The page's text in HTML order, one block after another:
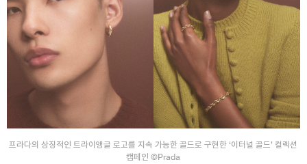
프라다의 상징적인 트라이앵글 로고를 지속 가능한 골드로 구현한 ‘이터널 골드’ 컬렉션
캠페인 ©Prada